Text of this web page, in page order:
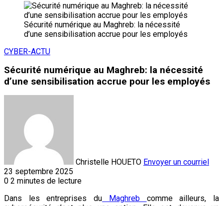
Sécurité numérique au Maghreb: la nécessité
d’une sensibilisation accrue pour les employés
CYBER-ACTU
Sécurité numérique au Maghreb: la nécessité
d’une sensibilisation accrue pour les employés
Christelle HOUETO Envoyer un courriel
23 septembre 2025
0 2 minutes de lecture
Dans les entreprises du Maghreb comme ailleurs, la